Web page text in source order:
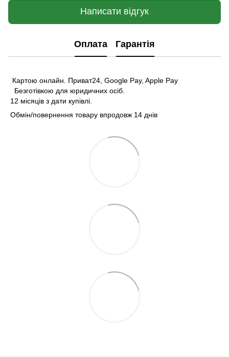
Написати відгук
Оплата Гарантія
Картою онлайн. Приват24, Google Pay, Apple Pay
Безготівкою для юридичних осіб.
12 місяців з дати купівлі.
Обмін/повернення товару впродовж 14 днів